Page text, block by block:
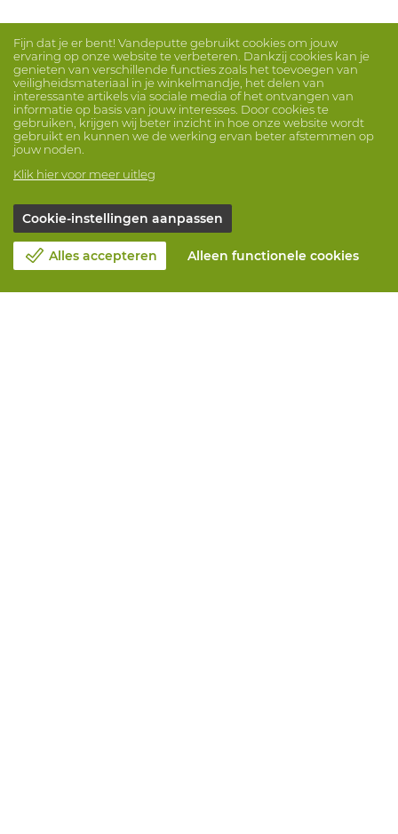
Fijn dat je er bent! Vandeputte gebruikt cookies om jouw
ervaring op onze website te verbeteren. Dankzij cookies kan je
genieten van verschillende functies zoals het toevoegen van
veiligheidsmateriaal in je winkelmandje, het delen van
interessante artikels via sociale media of het ontvangen van
informatie op basis van jouw interesses. Door cookies te
gebruiken, krijgen wij beter inzicht in hoe onze website wordt
gebruikt en kunnen we de werking ervan beter afstemmen op
jouw noden.
Klik hier voor meer uitleg
Cookie-instellingen aanpassen
Alles accepteren Alleen functionele cookies